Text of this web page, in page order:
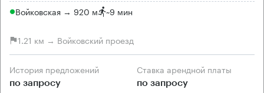
Войковская → 920 м ~9 мин
1.21 км → Войковский проезд
История предложений
по запросу
Ставка арендной платы
по запросу